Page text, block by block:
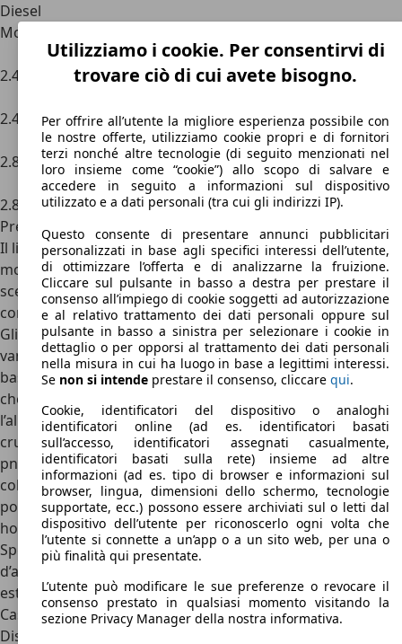
Diesel
Motorizzazione
cm’
kw/CV
2.4 2400 110/150 AnterioreManuale 6
2.4
2400 110/150 IntegraleManuale 6
marce
2.8
2800 150/204 IntegraleManuale 6
marce
2.8
2800 150/204 Integrale Automatico
Prezzi Toyota Pick-Up
Il listino prezzi del Toyota Pick-Up Hilux risulta essere
molto ampio ed articolato, per questo occorre fare una
scelta oculata in base alle esigenze per cui uno debba
comprare un Toyota Pick-Up.
Gli
allestimenti ora disponibili per l’Hilux sono cinquea cui
vanno aggiunte le versioni a doppia cabina: si parte dalla
base denominata Comfort nella sola versione single cab
che ha un prezzo a partire da 33.500 euro, rappresenta
l’allestimento di accesso alla gamma, per un Hilux nuda e
cruda, disponibile solo con cabina cerchi in lega da 17″ e
pneumatici all-terrain, Display multi informazioni TFT a
colori, Computer di bordo con schermo 4.2″, Gradino
posteriore sul paraurti, Fari con dispositivo Follow-me-
home, Sensore crepuscolare, contagiri analogico,
Specchietto retrovisore con funzione notte/giorno, Presa
d’alimentazione da 12V, Comandi al volante, Ganci di carico
esterni al cassone, Cassetto portaoggetti con serratura,
Cassetto portaoggetti refrigerato, Ganci cassone interni,
Display angolo di sterzata, Sospensioni Comfort, Filtro
Utilizziamo i cookie. Per consentirvi di
trovare ciò di cui avete bisogno.
Per offrire all’utente la migliore esperienza possibile con
le nostre offerte, utilizziamo cookie propri e di fornitori
terzi nonché altre tecnologie (di seguito menzionati nel
loro insieme come “cookie”) allo scopo di salvare e
accedere in seguito a informazioni sul dispositivo
utilizzato e a dati personali (tra cui gli indirizzi IP).
Questo consente di presentare annunci pubblicitari
personalizzati in base agli specifici interessi dell’utente,
di ottimizzare l’offerta e di analizzarne la fruizione.
Cliccare sul pulsante in basso a destra per prestare il
consenso all’impiego di cookie soggetti ad autorizzazione
e al relativo trattamento dei dati personali oppure sul
pulsante in basso a sinistra per selezionare i cookie in
dettaglio o per opporsi al trattamento dei dati personali
nella misura in cui ha luogo in base a legittimi interessi.
Se non si intende prestare il consenso, cliccare qui.
Cookie, identificatori del dispositivo o analoghi
identificatori online (ad es. identificatori basati
sull’accesso, identificatori assegnati casualmente,
identificatori basati sulla rete) insieme ad altre
informazioni (ad es. tipo di browser e informazioni sul
browser, lingua, dimensioni dello schermo, tecnologie
supportate, ecc.) possono essere archiviati sul o letti dal
dispositivo dell’utente per riconoscerlo ogni volta che
l’utente si connette a un’app o a un sito web, per una o
più finalità qui presentate.
L’utente può modificare le sue preferenze o revocare il
consenso prestato in qualsiasi momento visitando la
sezione Privacy Manager della nostra informativa.